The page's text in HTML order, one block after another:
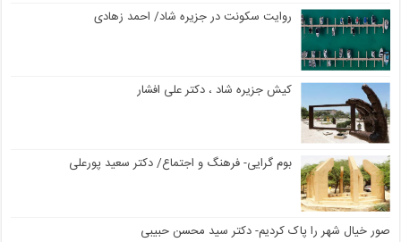
روایت سکونت در جزیره شاد/ احمد زهادی
کیش جزیره شاد ، دکتر علی افشار
بوم گرایی- فرهنگ و اجتماع/ دکتر سعید پورعلی
صور خیال شهر را پاک کردیم- دکتر سید محسن حبیبی